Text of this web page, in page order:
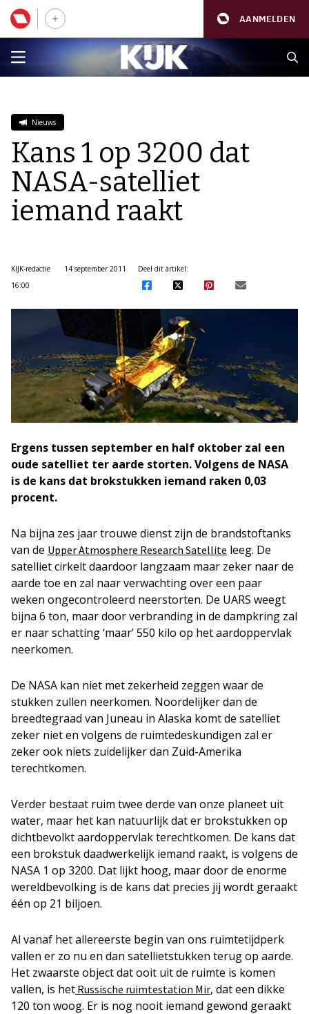
AANMELDEN
Nieuws
Kans 1 op 3200 dat
NASA-satelliet
iemand raakt
KIJK-redactie
14 september 2011
16:00
Deel dit artikel:
Ergens tussen september en half oktober zal een
oude satelliet ter aarde storten. Volgens de NASA
is de kans dat brokstukken iemand raken 0,03
procent.
Na bijna zes jaar trouwe dienst zijn de brandstoftanks
van de Upper Atmosphere Research Satellite leeg. De
satelliet cirkelt daardoor langzaam maar zeker naar de
aarde toe en zal naar verwachting over een paar
weken ongecontroleerd neerstorten. De UARS weegt
bijna 6 ton, maar door verbranding in de dampkring zal
er naar schatting ‘maar’ 550 kilo op het aardoppervlak
neerkomen.
De NASA kan niet met zekerheid zeggen waar de
stukken zullen neerkomen. Noordelijker dan de
breedtegraad van Juneau in Alaska komt de satelliet
zeker niet en volgens de ruimtedeskundigen zal er
zeker ook niets zuidelijker dan Zuid-Amerika
terechtkomen.
Verder bestaat ruim twee derde van onze planeet uit
water, maar het kan natuurlijk dat er brokstukken op
dichtbevolkt aardoppervlak terechtkomen. De kans dat
een brokstuk daadwerkelijk iemand raakt, is volgens de
NASA 1 op 3200. Dat lijkt hoog, maar door de enorme
wereldbevolking is de kans dat precies jij wordt geraakt
één op 21 biljoen.
Al vanaf het allereerste begin van ons ruimtetijdperk
vallen er zo nu en dan satellietstukken terug op aarde.
Het zwaarste object dat ooit uit de ruimte is komen
vallen, is het Russische ruimtestation Mir, dat een dikke
120 ton woog. Er is nog nooit iemand gewond geraakt